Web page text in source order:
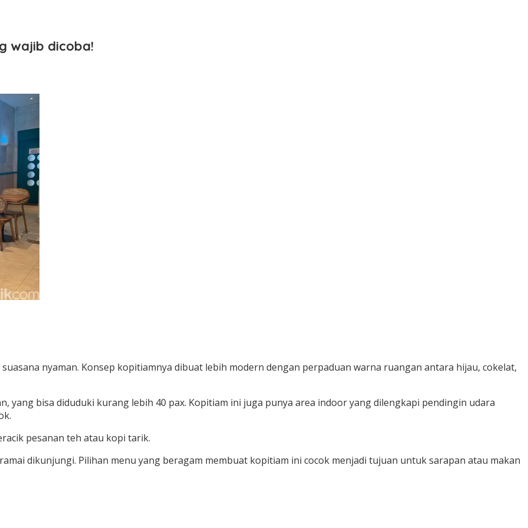
wajib dicoba!
nyaman. Konsep kopitiamnya dibuat lebih modern dengan perpaduan warna ruangan antara hijau, cokelat,
yang bisa diduduki kurang lebih 40 pax. Kopitiam ini juga punya area indoor yang dilengkapi pendingin udara
pesanan teh atau kopi tarik.
dikunjungi. Pilihan menu yang beragam membuat kopitiam ini cocok menjadi tujuan untuk sarapan atau makan